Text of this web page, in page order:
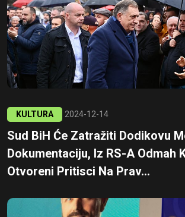
KULTURA 2024-12-14
Sud BiH Će Zatražiti Dodikovu
Dokumentaciju, Iz RS-A Odmah
Otvoreni Pritisci Na Prav...